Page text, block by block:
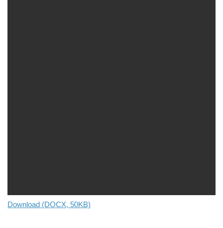
Download (DOCX, 50KB)